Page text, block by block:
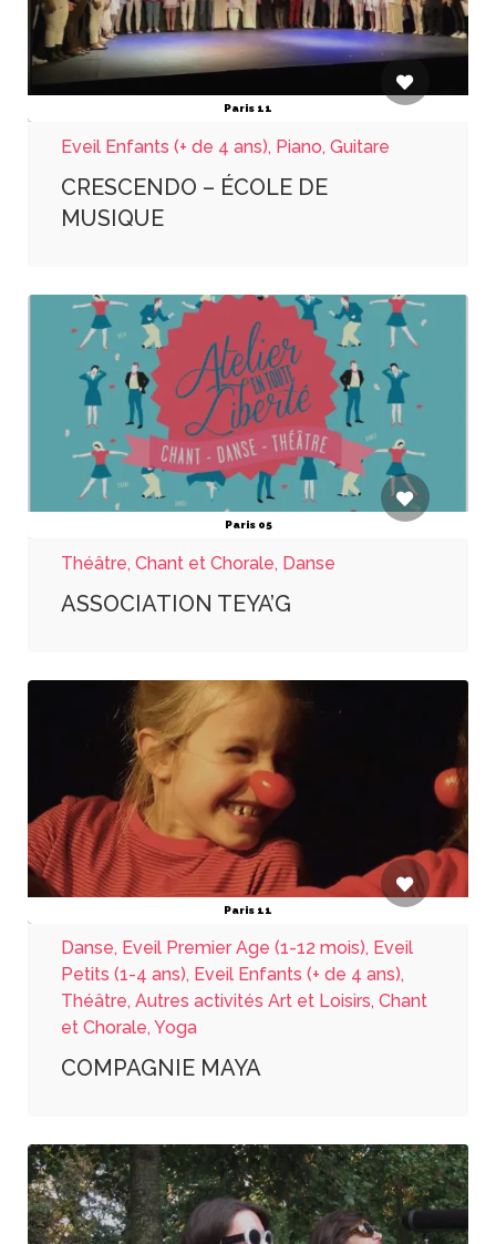
Paris 11
Eveil Enfants (+ de 4 ans), Piano, Guitare
CRESCENDO – ÉCOLE DE
MUSIQUE
Paris 05
Théâtre, Chant et Chorale, Danse
ASSOCIATION TEYA’G
Paris 11
Danse, Eveil Premier Age (1-12 mois), Eveil
Petits (1-4 ans), Eveil Enfants (+ de 4 ans),
Théâtre, Autres activités Art et Loisirs, Chant
et Chorale, Yoga
COMPAGNIE MAYA